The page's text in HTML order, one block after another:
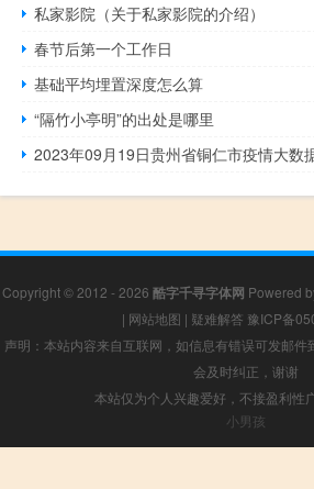
私家影院（关于私家影院的介绍）
春节后第一个工作日
基础平均埋置深度怎么算
“隔竹小亭明”的出处是哪里
Copyright © 2012 - 2026 酷字千寻字体网 Powered
| 网站地图 | 疑难解答 豫ICP备
声明：本站内容来自互联网，如信息有错误可发邮
会及时纠正，谢谢
本站仅为个人兴趣爱好，不接盈利性
小男孩